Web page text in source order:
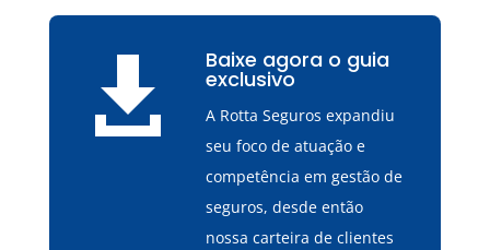
 Baixe agora o guia
exclusivo
A Rotta Seguros expandiu
seu foco de atuação e
competência em gestão de
seguros, desde então
nossa carteira de clientes